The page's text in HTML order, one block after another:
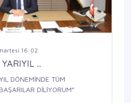
16:02
...
DÖNEMİNDE TÜM
DİLİYORUM”